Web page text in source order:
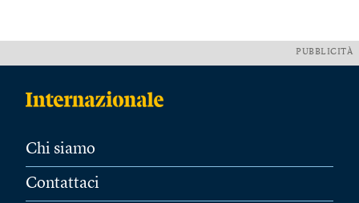
PUBBLICITÀ
Chi siamo
Contattaci